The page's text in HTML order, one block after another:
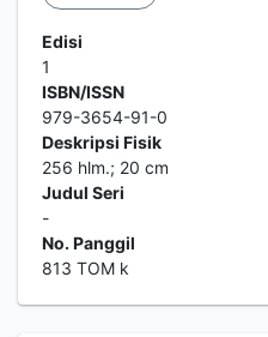
Edisi
1
ISBN/ISSN
979-3654-91-0
Deskripsi Fisik
256 hlm.; 20 cm
Judul Seri
-
No. Panggil
813 TOM k